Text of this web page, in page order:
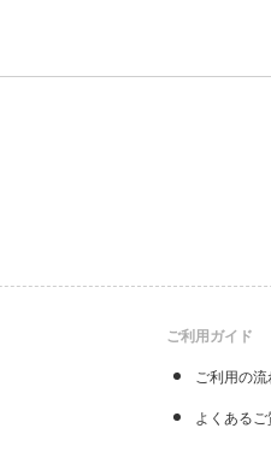
ご利用ガイド
ご利用の流
よくある